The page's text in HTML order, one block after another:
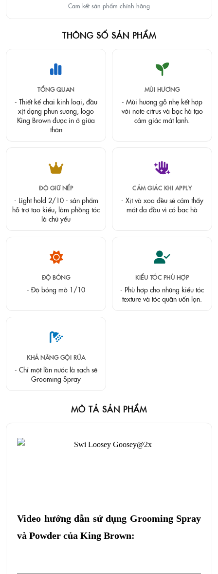
Cam kết sản phẩm chính hãng
THÔNG SỐ SẢN PHẨM
TỔNG QUAN
- Thiết kế chai kinh loại, đầu
xịt dạng phun sương, logo
King Brown được in ở giữa
thân
MÙI HƯƠNG
- Mùi hương gỗ nhẹ kết hợp
với note citrus và bạc hà tạo
cảm giác mát lạnh.
ĐỘ GIỮ NẾP
- Light hold 2/10 - sản phẩm
hỗ trợ tạo kiểu, làm phồng tóc
là chủ yếu
CẢM GIÁC KHI APPLY
- Xịt và xoa đều sẽ cảm thấy
mát da đầu vì có bạc hà
ĐỘ BÓNG
- Độ bóng mờ 1/10
KIỂU TÓC PHÙ HỢP
- Phù hợp cho những kiểu tóc
texture và tóc quăn uốn lọn.
KHẢ NĂNG GỘI RỬA
- Chỉ một lần nước là sạch sẽ
Grooming Spray
MÔ TẢ SẢN PHẨM
Video hướng dẫn sử dụng Grooming Spray
và Powder của King Brown: